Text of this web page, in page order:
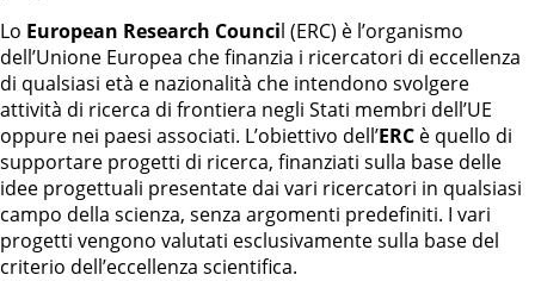
Lo European Research Council (ERC) è l’organismo
dell’Unione Europea che finanzia i ricercatori di eccellenza
di qualsiasi età e nazionalità che intendono svolgere
attività di ricerca di frontiera negli Stati membri dell’UE
oppure nei paesi associati. L’obiettivo dell’ERC è quello di
supportare progetti di ricerca, finanziati sulla base delle
idee progettuali presentate dai vari ricercatori in qualsiasi
campo della scienza, senza argomenti predefiniti. I vari
progetti vengono valutati esclusivamente sulla base del
criterio dell’eccellenza scientifica.